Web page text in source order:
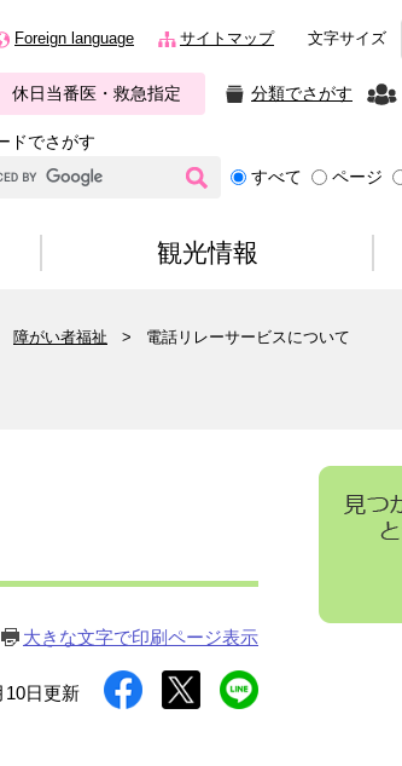
Foreign language サイトマップ 文字サイズ
休日当番医・救急指定 分類でさがす
ドでさがす
すべて ページ
観光情報
障がい者福祉 > 電話リレーサービスについて
大きな文字で印刷ページ表示
10日更新